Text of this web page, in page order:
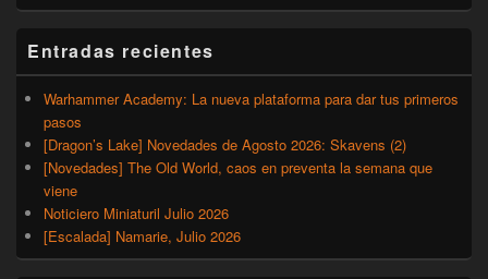
Entradas recientes
Warhammer Academy: La nueva plataforma para dar tus primeros
pasos
[Dragon’s Lake] Novedades de Agosto 2026: Skavens (2)
[Novedades] The Old World, caos en preventa la semana que
viene
Noticiero Miniaturil Julio 2026
[Escalada] Namarie, Julio 2026